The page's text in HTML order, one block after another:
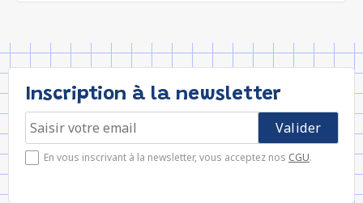
Inscription à la newsletter
En vous inscrivant à la newsletter, vous acceptez nos CGU.